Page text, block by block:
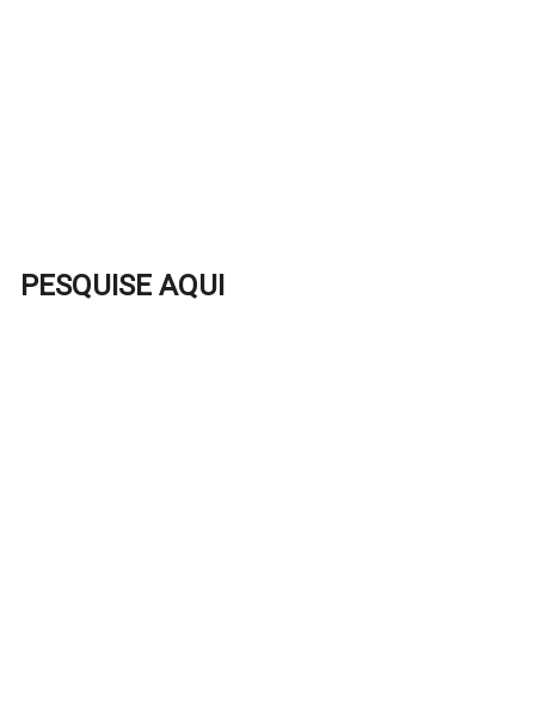
PESQUISE AQUI